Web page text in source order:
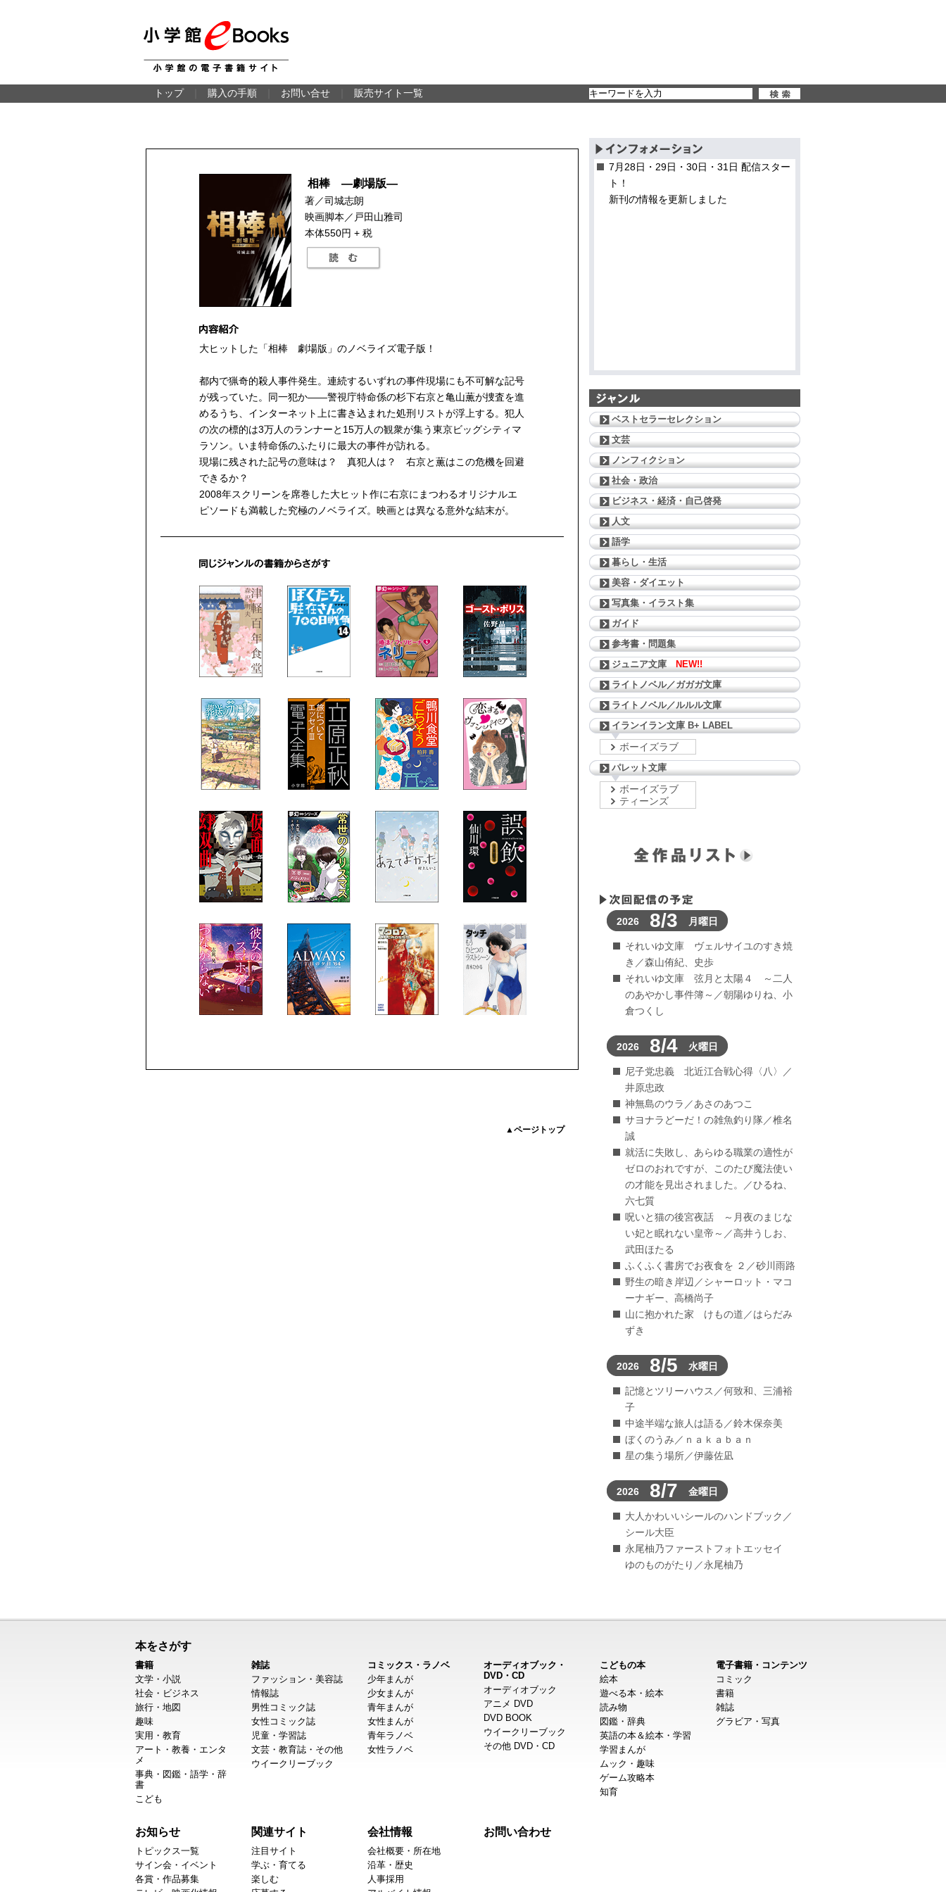
トップ 購入の手順 お問い合せ 販売サイト一覧
相棒 ―劇場版―
著／司城志朗
映画脚本／戸田山雅司
本体550円 + 税
大ヒットした「相棒 劇場版」のノベライズ電子版！
都内で猟奇的殺人事件発生。連続するいずれの事件現場にも不可解な記号
が残っていた。同一犯か――警視庁特命係の杉下右京と亀山薫が捜査を進
めるうち、インターネット上に書き込まれた処刑リストが浮上する。犯人
の次の標的は3万人のランナーと15万人の観衆が集う東京ビッグシティマ
ラソン。いま特命係のふたりに最大の事件が訪れる。
現場に残された記号の意味は？ 真犯人は？ 右京と薫はこの危機を回避
できるか？
2008年スクリーンを席巻した大ヒット作に右京にまつわるオリジナルエ
ピソードも満載した究極のノベライズ。映画とは異なる意外な結末が。
▲ページトップ
7月28日・29日・30日・31日 配信スター
ト！
新刊の情報を更新しました
ベストセラーセレクション
文芸
ノンフィクション
社会・政治
ビジネス・経済・自己啓発
人文
語学
暮らし・生活
美容・ダイエット
写真集・イラスト集
ガイド
参考書・問題集
ジュニア文庫
NEW!!
ライトノベル／ガガガ文庫
ライトノベル／ルルル文庫
イランイラン文庫 B+ LABEL
ボーイズラブ
パレット文庫
ボーイズラブ
ティーンズ
2026 8/3 月曜日
それいゆ文庫 ヴェルサイユのすき焼
き／森山侑紀、史歩
それいゆ文庫 弦月と太陽４ ～二人
のあやかし事件簿～／朝陽ゆりね、小
倉つくし
2026 8/4 火曜日
尼子党忠義 北近江合戦心得〈八〉／
井原忠政
神無島のウラ／あさのあつこ
サヨナラどーだ！の雑魚釣り隊／椎名
誠
就活に失敗し、あらゆる職業の適性が
ゼロのおれですが、このたび魔法使い
の才能を見出されました。／ひるね、
六七質
呪いと猫の後宮夜話 ～月夜のまじな
い妃と眠れない皇帝～／高井うしお、
武田ほたる
ふくふく書房でお夜食を ２／砂川雨路
野生の暗き岸辺／シャーロット・マコ
ーナギー、高橋尚子
山に抱かれた家 けもの道／はらだみ
ずき
2026 8/5 水曜日
記憶とツリーハウス／何致和、三浦裕
子
中途半端な旅人は語る／鈴木保奈美
ぼくのうみ／ｎａｋａｂａｎ
星の集う場所／伊藤佐凪
2026 8/7 金曜日
大人かわいいシールのハンドブック／
シール大臣
永尾柚乃ファーストフォトエッセイ
ゆのものがたり／永尾柚乃
本をさがす
書籍
文学・小説
社会・ビジネス
旅行・地図
趣味
実用・教育
アート・教養・エンタ
メ
事典・図鑑・語学・辞
書
こども
雑誌
ファッション・美容誌
情報誌
男性コミック誌
女性コミック誌
児童・学習誌
文芸・教育誌・その他
ウイークリーブック
コミックス・ラノベ
少年まんが
少女まんが
青年まんが
女性まんが
青年ラノベ
女性ラノベ
オーディオブック・
DVD・CD
オーディオブック
アニメ DVD
DVD BOOK
ウイークリーブック
その他 DVD・CD
こどもの本
絵本
遊べる本・絵本
読み物
図鑑・辞典
英語の本＆絵本・学習
学習まんが
ムック・趣味
ゲーム攻略本
知育
電子書籍・コンテンツ
コミック
書籍
雑誌
グラビア・写真
お知らせ
トピックス一覧
サイン会・イベント
各賞・作品募集
関連サイト
注目サイト
学ぶ・育てる
楽しむ
会社情報
会社概要・所在地
沿革・歴史
人事採用
お問い合わせ